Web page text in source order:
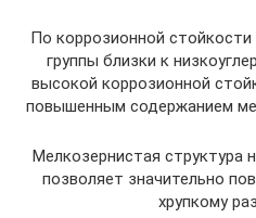
По коррозионной
группы близки к
высокой коррозионной
повышенным содержанием
Мелкозернистая структура
позволяет значительно
хрупкому